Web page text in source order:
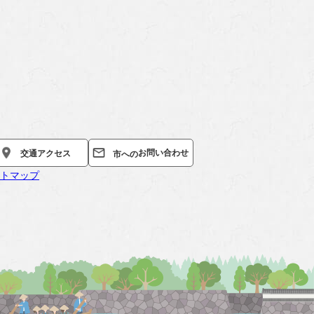
交通アクセス 市へのお問い合わせ
マップ